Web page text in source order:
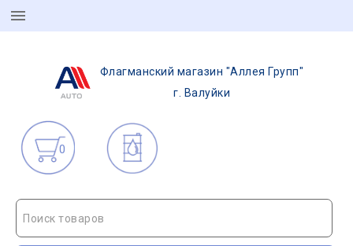
Флагманский магазин "Аллея Групп"
г. Валуйки
0
Поиск товаров